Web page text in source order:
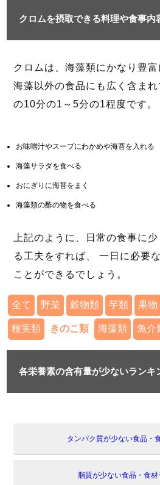
クロムを摂取できる料理や食事内
クロムは、海藻類にかなり豊富
海藻以外の食品にも広く含ま
の10分の1～5分の1程度です。
お味噌汁やスープにわかめや海苔を入れる
海藻サラダを食べる
おにぎりに海苔をまく
海藻類の酢の物を食べる
上記のように、日常の食事に
る工夫をすれば、 一日に必要
ことができるでしょう。
全て 野菜 穀物類 芋類 果物
種実類 きのこ類 海藻類 魚介
各栄養素の含有量が少ないランキ
タンパク質が少ない食品・
脂質が少ない食品・食